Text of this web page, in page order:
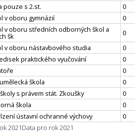
pouze s 2.st.
0
v oboru gymnázií
0
v oboru středních odborných škol a
šk
0
v oboru nástavbového studia
0
praktického vyučování
0
0
škola
0
s právem stát. Zkoušky
0
škola
0
ústavní ochranné výchovy
0
2021Data pro rok 2021